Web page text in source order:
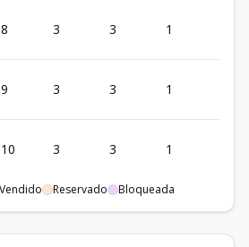
8 3 3 1
9 3 3 1
10 3 3 1
15 3 3 1 3
Vendido Reservado Bloqueada